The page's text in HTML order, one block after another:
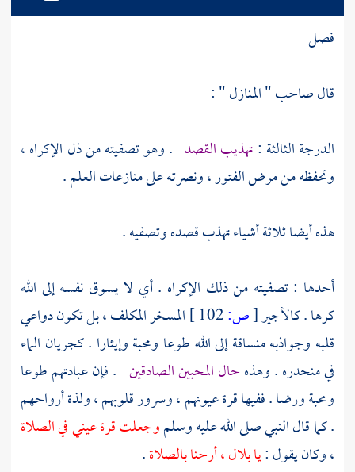
فصل
قال صاحب " المنازل " :
الدرجة الثالثة :تهذيب القصد . وهو تصفيته من ذل الإكراه ،
وتحفظه من مرض الفتور ، ونصرته على منازعات العلم .
هذه أيضا ثلاثة أشياء تهذب قصده وتصفيه .
أحدها : تصفيته من ذلك الإكراه . أي لا يسوق نفسه إلى الله
كرها . كالأجير[ص:
المسخر المكلف ، بل تكون دواعي
قلبه وجواذبه منساقة إلى الله طوعا ومحبة وإيثارا . كجريان الماء
في منحدره . وهذهحال المحبين الصادقين . فإن عبادتهم طوعا
ومحبة ورضا . ففيها قرة عيونهم ، وسرور قلوبهم ، ولذة أرواحهم
. كما قال النبي صلى الله عليه وسلموجعلت قرة عيني في الصلاة
، وكان يقول :يابلال، أرحنا بالصلاة.